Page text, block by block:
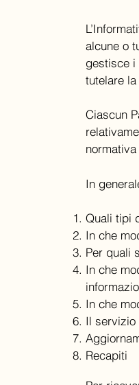
alcune o
gestisce i
tutelare
Ciascun
In
Quali tipi
In che
Per quali
In che
In che
Il servizio
Recapiti